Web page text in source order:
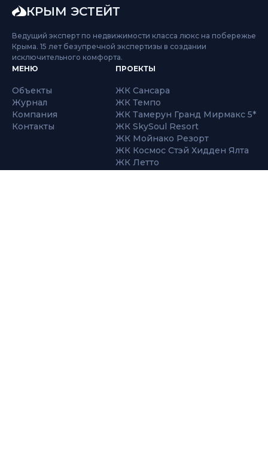
КРЫМ ЭСТЕЙТ
Ведущий эксперт по недвижимости класса люкс на побережье
Крыма. 15 лет безупречной экспертизы в создании
исключительного комфорта.
МЕНЮ
Объекты
Журнал
Компания
Контакты
ПРОЕКТЫ
ЖК Сансара
ЖК Темпо
ЖК Тамерун Гранд Мирмакс 5*
ЖК SkySoul Resort
ЖК Мойнако Резорт
ЖК Космос Стэй Хидден Ялта
ЖК Летто